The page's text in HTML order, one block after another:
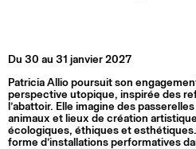
Du 30 au 31 janvier 2027
Patricia Allio poursuit son
perspective utopique, inspirée des
l’abattoir. Elle imagine des
animaux et lieux de création
écologiques, éthiques et
forme d’installations performatives